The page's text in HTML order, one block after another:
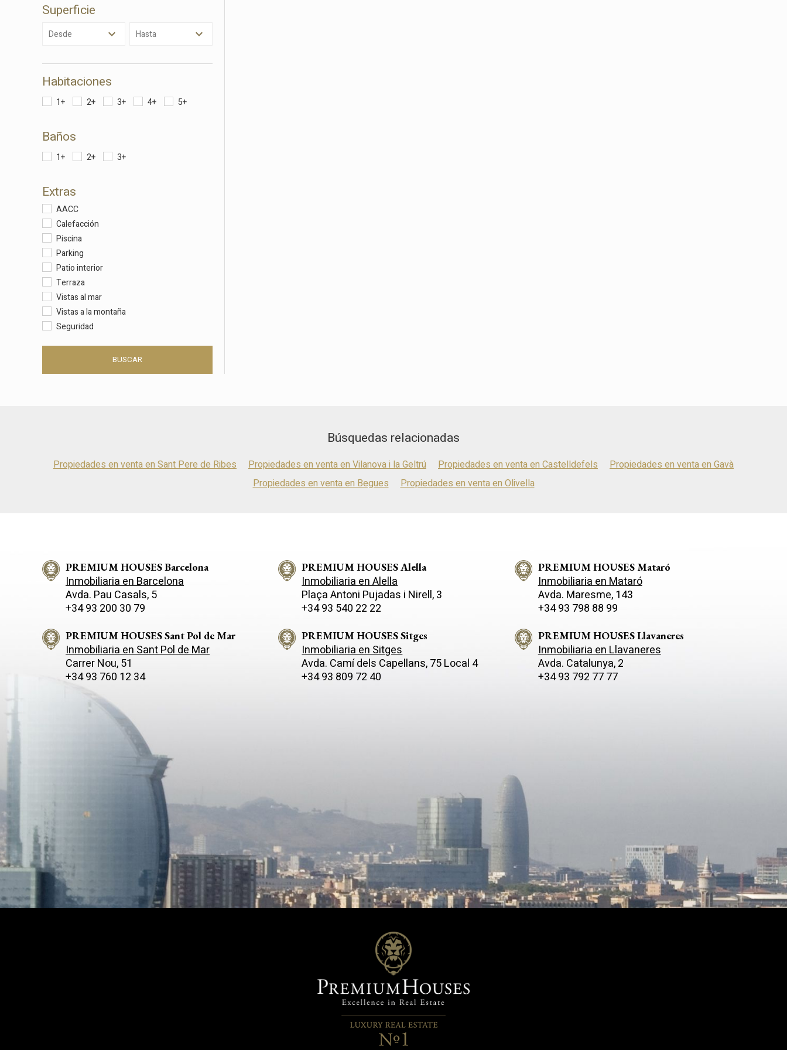
Superficie
Desde Hasta
Habitaciones
1+ 2+ 3+ 4+ 5+
Baños
1+ 2+ 3+
Extras
AACC
Calefacción
Piscina
Parking
Patio interior
Terraza
Vistas al mar
Vistas a la montaña
Seguridad
BUSCAR
Búsquedas relacionadas
Propiedades en venta en Sant Pere de Ribes Propiedades en venta en Vilanova i la Geltrú Propiedades en venta en Castelldefels
Propiedades en venta en Gavà
Propiedades en venta en Begues
Propiedades en venta en Olivella
PREMIUM HOUSES Barcelona
Inmobiliaria en Barcelona
Avda. Pau Casals, 5
+34 93 200 30 79
PREMIUM HOUSES Alella
Inmobiliaria en Alella
Plaça Antoni Pujadas i Nirell, 3
+34 93 540 22 22
PREMIUM HOUSES Mataró
Inmobiliaria en Mataró
Avda. Maresme, 143
+34 93 798 88 99
PREMIUM HOUSES Sant Pol de Mar
Inmobiliaria en Sant Pol de Mar
Carrer Nou, 51
+34 93 760 12 34
PREMIUM HOUSES Sitges
Inmobiliaria en Sitges
Avda. Camí­ dels Capellans, 75 Local 4
+34 93 809 72 40
PREMIUM HOUSES Llavaneres
Inmobiliaria en Llavaneres
Avda. Catalunya, 2
+34 93 792 77 77